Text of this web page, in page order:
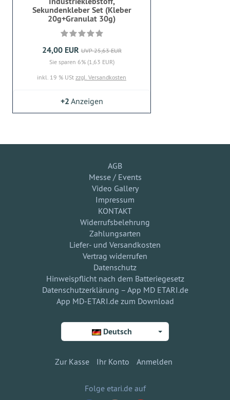
Sekundenkleber Set (Kleber
20g+Granulat 30g)
24,00 EUR UVP 25,63 EUR
Sie sparen 6% (1,63 EUR)
inkl. 19 % USt zzgl. Versandkosten
+2 Anzeigen
AGB
Messe / Events
Video Gallery
Impressum
KONTAKT
Widerrufsbelehrung
Zahlungsarten
Liefer- und Versandkosten
Vertrag widerrufen
Datenschutz
Hinweispflicht nach dem Batteriegesetz
Datenschutzerklärung – App MD ETARI.de
App MD-ETARI.de zum Download
Deutsch
Zur Kasse Ihr Konto Anmelden
Folge etari.de auf